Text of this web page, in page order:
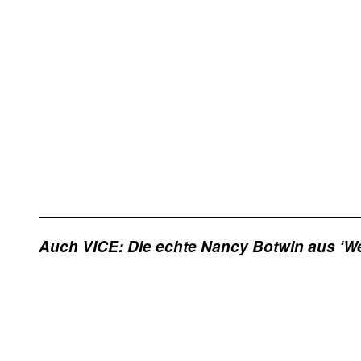
Auch VICE: Die echte Nancy Botwin aus